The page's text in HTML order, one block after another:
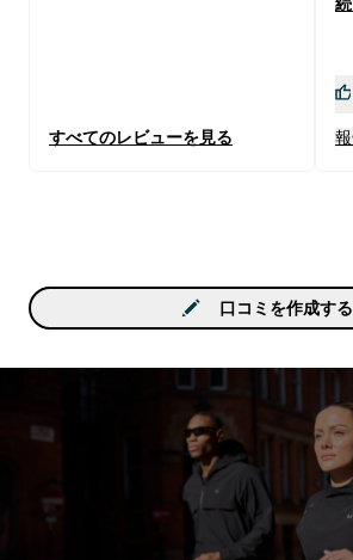
すべてのレビューを見る
口コミを作成する